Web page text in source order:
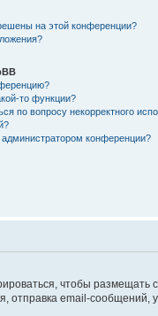
на этой конференции?
то функции?
по вопросу некорректного
администратором конференции?
чтобы
email-сообщений,